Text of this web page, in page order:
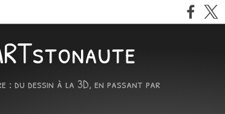
: du dessin à la 3D, en passant par